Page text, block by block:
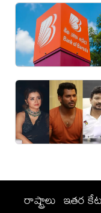
రాష్ట్రాలు ఇతర